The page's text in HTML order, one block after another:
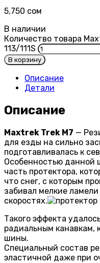
5,750 сом
В наличии
Количество товара
113/111S
В корзину
Описание
Детали
Описание
Maxtrek Trek M7 —
для езды на сильно
подготавливалась к
Особенностью данной
часть протектора,
что снег, с которым
забивал мелкие
скоростях.
Такого эффекта
радиальным канавкам,
шины.
Специальный состав
эластичной даже при